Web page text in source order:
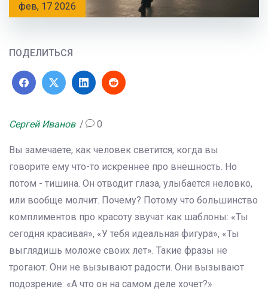
фев, 17 2026
ПОДЕЛИТЬСЯ
Сергей Иванов 0
Вы замечаете, как человек светится, когда вы
говорите ему что-то искреннее про внешность. Но
потом - тишина. Он отводит глаза, улыбается неловко,
или вообще молчит. Почему? Потому что большинство
комплиментов про красоту звучат как шаблоны: «Ты
сегодня красивая», «У тебя идеальная фигура», «Ты
выглядишь моложе своих лет». Такие фразы не
трогают. Они не вызывают радости. Они вызывают
подозрение: «А что он на самом деле хочет?»